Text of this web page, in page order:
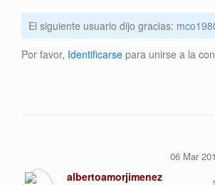
El siguiente usuario dijo gracias:
Por favor, Identificarse para unirse a la
06 Mar
albertoamorjimenez